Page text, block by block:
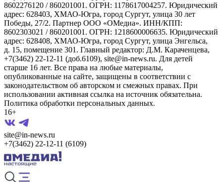
8602276120 / 860201001. ОГРН: 1178617004257. Юридический
адрес: 628403, ХМАО-Югра, город Сургут, улица 30 лет
Победы, 27/2. Партнер ООО «ОМедиа». ИНН/КПП:
8602303021 / 860201001. ОГРН: 1218600006635. Юридический
адрес: 628408, ХМАО-Югра, город Сургут, улица Энгельса,
д. 15, помещение 301. Главный редактор: Д.М. Караченцева,
+7(3462) 22-12-11 (доб.6109), site@in-news.ru. Для детей
старше 16 лет. Все права на любые материалы,
опубликованные на сайте, защищены в соответствии с
законодательством об авторском и смежных правах. При
использовании активная ссылка на источник обязательна.
Политика обработки персональных данных.
16+
site@in-news.ru
+7(3462) 22-12-11 (6109)